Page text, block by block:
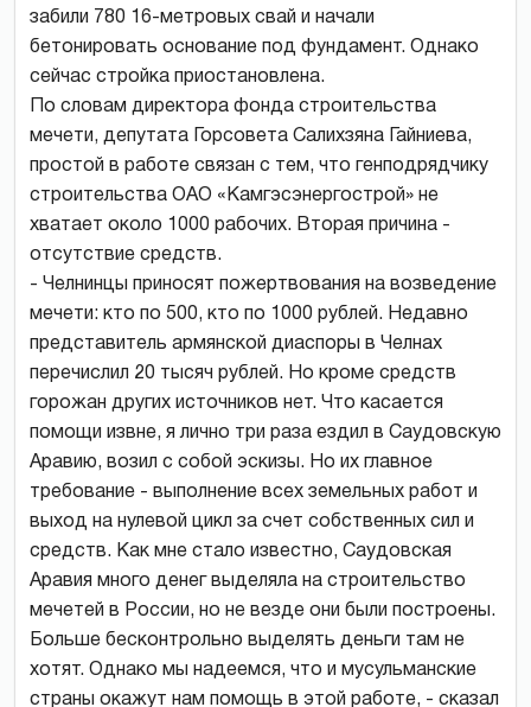
забили 780 16-метровых свай и начали
бетонировать основание под фундамент. Однако
сейчас стройка приостановлена.
По словам директора фонда строительства
мечети, депутата Горсовета Салихзяна Гайниева,
простой в работе связан с тем, что генподрядчику
строительства ОАО «Камгэсэнергострой» не
хватает около 1000 рабочих. Вторая причина -
отсутствие средств.
- Челнинцы приносят пожертвования на возведение
мечети: кто по 500, кто по 1000 рублей. Недавно
представитель армянской диаспоры в Челнах
перечислил 20 тысяч рублей. Но кроме средств
горожан других источников нет. Что касается
помощи извне, я лично три раза ездил в Саудовскую
Аравию, возил с собой эскизы. Но их главное
требование - выполнение всех земельных работ и
выход на нулевой цикл за счет собственных сил и
средств. Как мне стало известно, Саудовская
Аравия много денег выделяла на строительство
мечетей в России, но не везде они были построены.
Больше бесконтрольно выделять деньги там не
хотят. Однако мы надеемся, что и мусульманские
страны окажут нам помощь в этой работе, - сказал